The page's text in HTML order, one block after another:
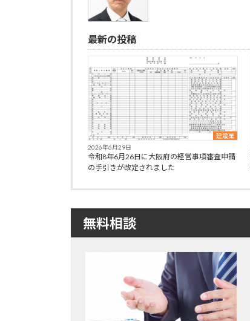
最新の投稿
建設業
2026年6月29日
令和8年6月26日に大阪府の経営事項審査申請
の手引きが改定されました
無料相談